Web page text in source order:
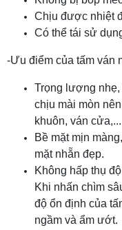
Chịu được nhiệt
Có thể tái sử
-Ưu điểm của tấm ván
Trọng lượng
chịu mài mòn
khuôn, ván cửa,...
Bề mặt mịn
mặt nhẵn đẹp.
Không hấp thụ
Khi nhấn chìm
độ ổn định của
ngầm và ẩm ướt.